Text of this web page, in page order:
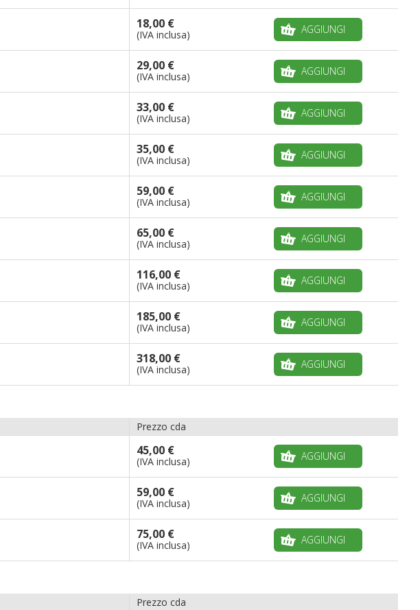
18,00 €
(IVA inclusa) AGGIUNGI
29,00 €
(IVA inclusa) AGGIUNGI
33,00 €
(IVA inclusa) AGGIUNGI
35,00 €
(IVA inclusa) AGGIUNGI
59,00 €
(IVA inclusa) AGGIUNGI
65,00 €
(IVA inclusa) AGGIUNGI
116,00 €
(IVA inclusa) AGGIUNGI
185,00 €
(IVA inclusa) AGGIUNGI
318,00 €
(IVA inclusa) AGGIUNGI
Prezzo cda
45,00 €
(IVA inclusa) AGGIUNGI
59,00 €
(IVA inclusa) AGGIUNGI
75,00 €
(IVA inclusa) AGGIUNGI
Prezzo cda